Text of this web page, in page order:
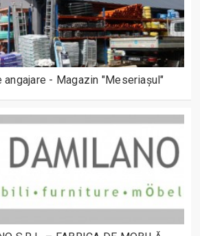
angajare - Magazin "Meseriașul"